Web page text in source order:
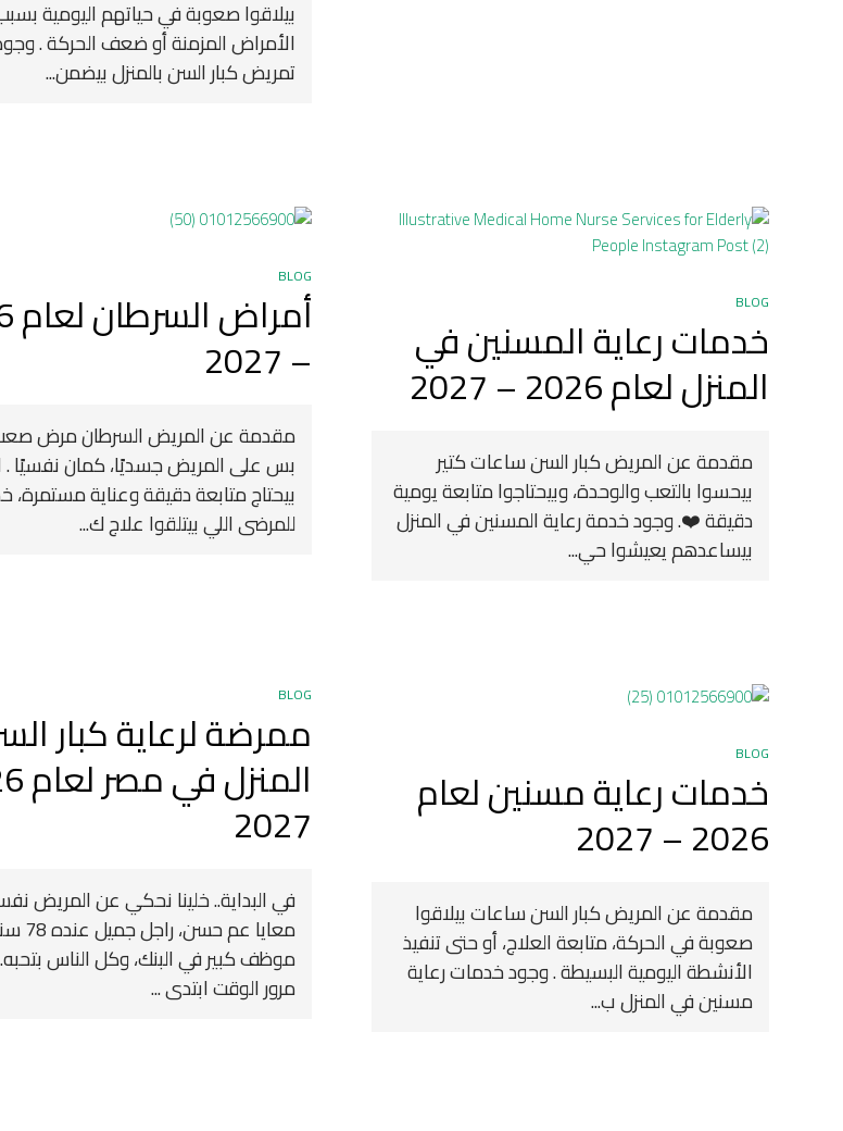
بيلاقوا صعوبة في حياتهم اليومية
الأمراض المزمنة أو ضعف الحركة .
تمريض كبار السن بالمنزل بيضمن...
BLOG
خدمات رعاية المسنين في
المنزل لعام 2026 – 2027
مقدمة عن المريض كبار السن ساعات كتير
بيحسوا بالتعب والوحدة، وبيحتاجوا متابعة يومية
دقيقة ❤️. وجود خدمة رعاية المسنين في المنزل
بيساعدهم يعيشوا حي...
BLOG
– 2027
مقدمة عن المريض السرطان مرض
بس على المريض جسديًا، كمان نفسيًا
بيحتاج متابعة دقيقة وعناية
للمرضى اللي بيتلقوا علاج ك...
BLOG
خدمات رعاية مسنين لعام
2026 – 2027
مقدمة عن المريض كبار السن ساعات بيلاقوا
صعوبة في الحركة، متابعة العلاج، أو حتى تنفيذ
الأنشطة اليومية البسيطة . وجود خدمات رعاية
مسنين في المنزل ب...
BLOG
ممرضة لرعاية كبار
2027
في البداية.. خلينا نحكي عن المريض
معايا
موظف كبير في البنك، وكل الناس
مرور الوقت ابتدى ...